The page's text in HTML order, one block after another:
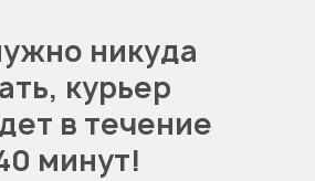
никуда
курьер
в течение
минут!